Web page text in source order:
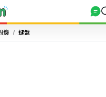
邊 鍵盤